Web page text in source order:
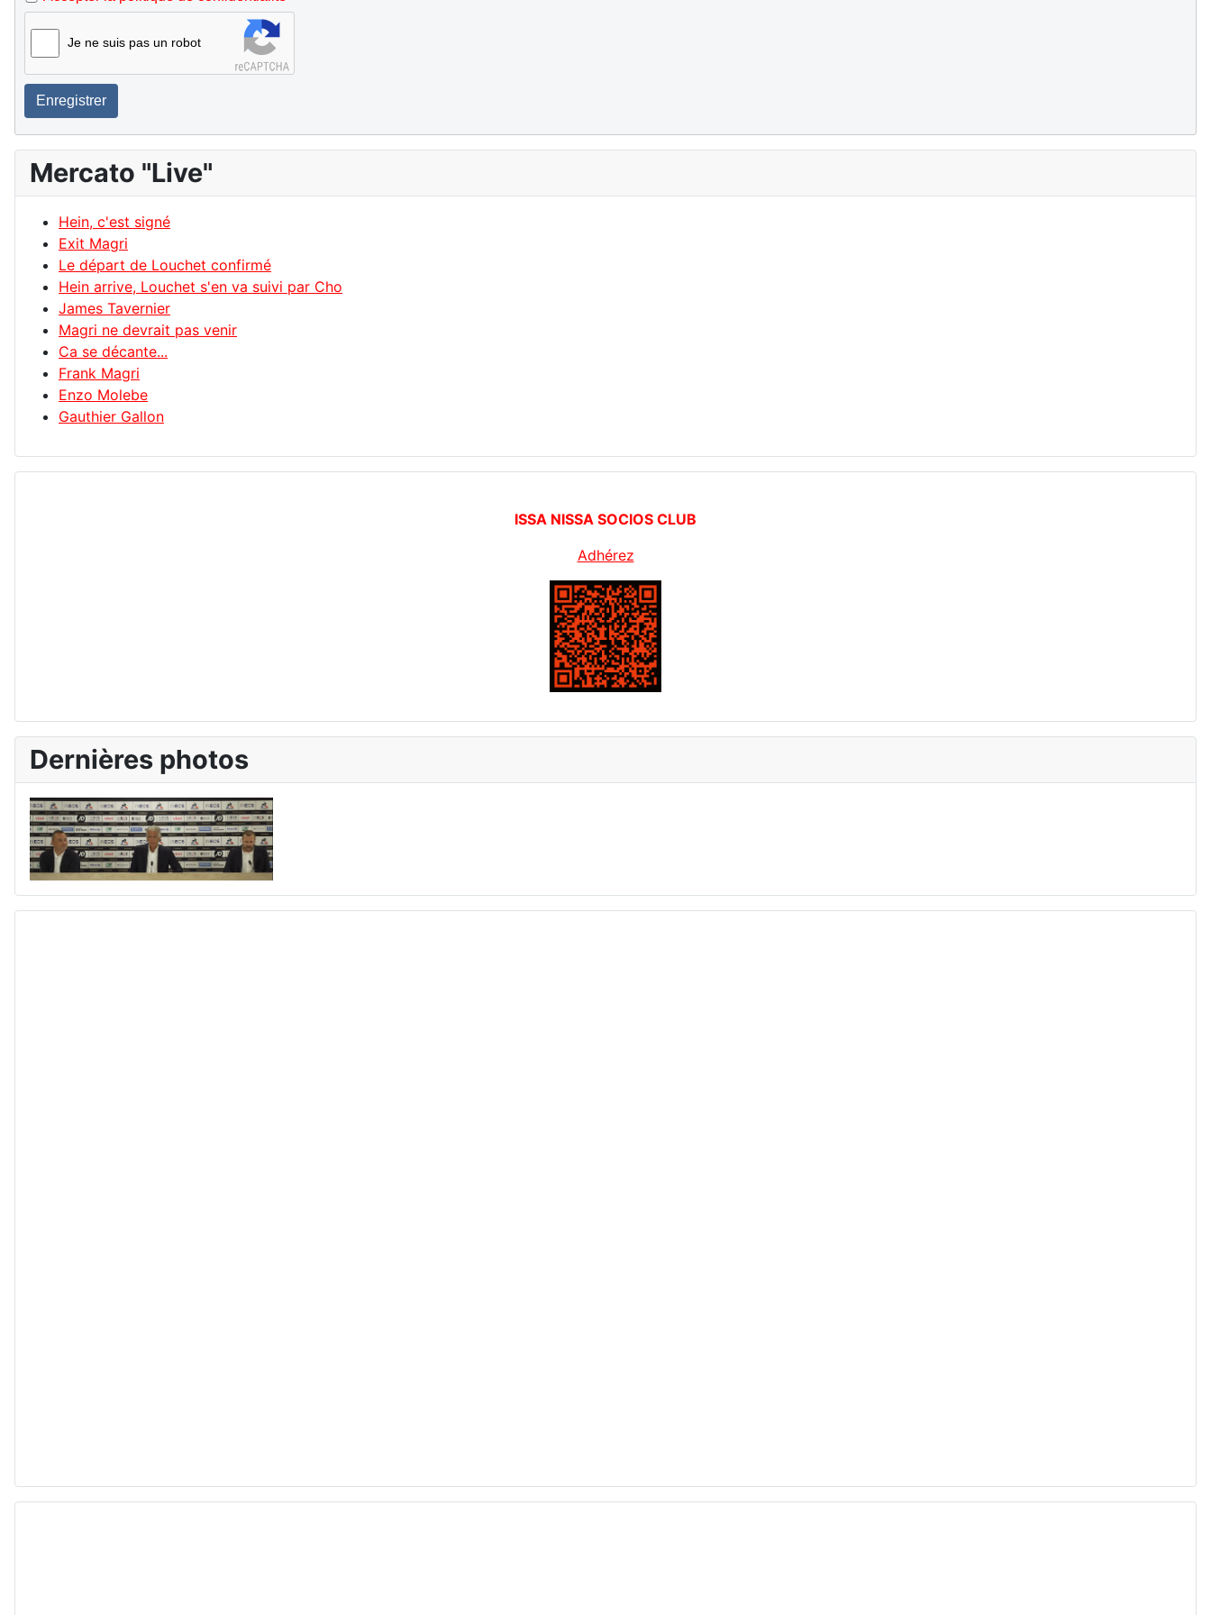
Je ne suis pas un robot
Enregistrer
Mercato "Live"
Hein, c'est signé
Exit Magri
Le départ de Louchet confirmé
Hein arrive, Louchet s'en va suivi par Cho
James Tavernier
Magri ne devrait pas venir
Ca se décante...
Frank Magri
Enzo Molebe
Gauthier Gallon
ISSA NISSA SOCIOS CLUB
Adhérez
Dernières photos